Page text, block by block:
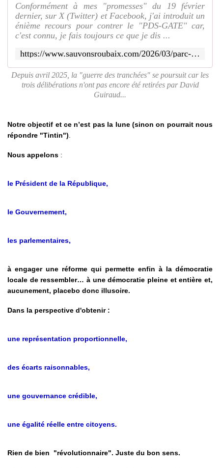
Conformément à mes "promesses" du 19 février
dernier, sur X (Twitter) et Facebook, j'ai introduit un
énième recours pour contrer le "PDS-GATE" car,
c'est connu, je fais toujours ce que je dis ...
https://www.sauvonsroubaix.com/2026/03/parc-des-sports-de-roubaix-et-un-et-deux-et-trois-recours.la-guerre-des-tranchees-se-poursuit.html
Depuis avril 2025, la "guerre des tranchées" se poursuit car les
trois délibérations n'ont pas encore été retirées par David
Guiraud...
Notre objectif et ce n’est pas la lune (sinon on pourrait nous
répondre "Tintin")
Nous appelons :
le Président de la République,
le Gouvernement,
les parlementaires,
à engager une réforme qui permette enfin à la démocratie
locale de ressembler… à une démocratie pleine et entière et,
aucunement, placebo donc illusoire.
Dans la perspective d'obtenir :
une représentation proportionnelle,
des écarts raisonnables,
une gouvernance crédible,
une égalité réelle entre citoyens.
Rien de bien "révolutionnaire". Juste du bon sens.